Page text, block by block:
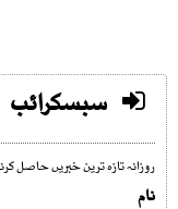
سبسکرائب
روزانہ تازہ ترین خبریں حاصل
نام